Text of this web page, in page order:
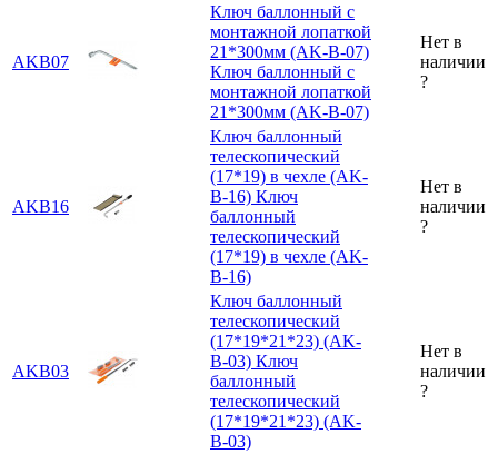
AKB07
Ключ баллонный с
монтажной лопаткой
21*300мм (AK-B-07)
Ключ баллонный с
монтажной лопаткой
21*300мм (AK-B-07)
Нет в
наличии
?
AKB16
Ключ баллонный
телескопический
(17*19) в чехле (AK-
B-16) Ключ
баллонный
телескопический
(17*19) в чехле (AK-
B-16)
Нет в
наличии
?
AKB03
Ключ баллонный
телескопический
(17*19*21*23) (AK-
B-03) Ключ
баллонный
телескопический
(17*19*21*23) (AK-
B-03)
Нет в
наличии
?